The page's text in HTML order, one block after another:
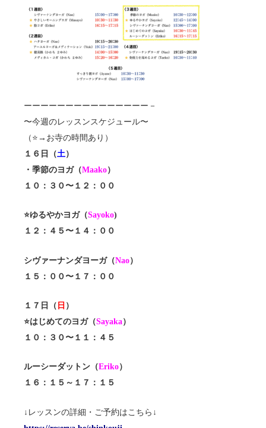
ーーーーーーーーーーーーーーー－
〜今週のレッスンスケジュール〜
（⭐️→お寺の時間あり）
１６日（土 ）
・季節のヨガ（Maako）
１０：３０〜１２：００
⭐️ゆるやかヨガ（Sayoko)
１２：４５〜１４：００
シヴァーナンダヨーガ（Nao）
１５：００〜１７：００
１７日（ 日 ）
⭐️はじめてのヨガ（Sayaka）
１０：３０〜１１：４５
ルーシーダットン（Eriko）
１６：１５～１７：１５
↓レッスンの詳細・ご予約はこちら↓